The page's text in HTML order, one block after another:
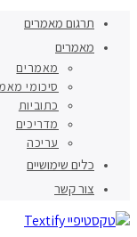
תרגום מאמרים
מאמרים
מאמרים
סיכומי
כתוביות
מדריכים
עריכה
כלים שימושיים
צור קשר